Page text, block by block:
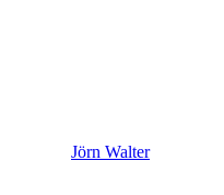
Jörn Walter